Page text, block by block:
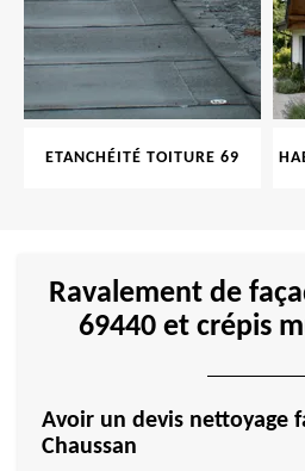
ETANCHÉITÉ TOITURE 69
Ravalement de
69440 et crépis
Avoir un devis nettoyage
Chaussan